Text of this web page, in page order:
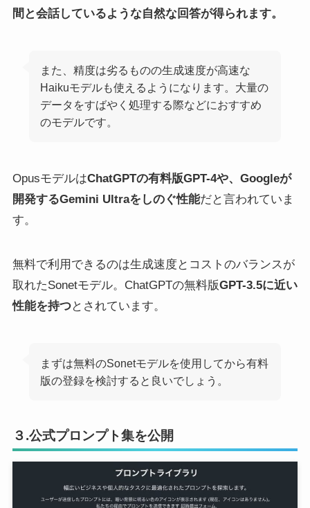
間と会話しているような自然な回答が得られます。
また、精度は劣るものの生成速度が高速な
Haikuモデルも使えるようになります。大量の
データをすばやく処理する際などにおすすめ
のモデルです。
OpusモデルはChatGPTの有料版GPT-4や、Googleが
開発するGemini Ultraをしのぐ性能だと言われていま
す。
無料で利用できるのは生成速度とコストのバランスが
取れたSonetモデル。ChatGPTの無料版GPT-3.5に近い
性能を持つとされています。
まずは無料のSonetモデルを使用してから有料
版の登録を検討すると良いでしょう。
３.公式プロンプト集を公開